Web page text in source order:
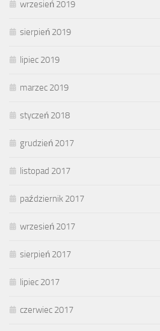
wrzesień 2019
sierpień 2019
lipiec 2019
marzec 2019
styczeń 2018
grudzień 2017
listopad 2017
październik 2017
wrzesień 2017
sierpień 2017
lipiec 2017
czerwiec 2017